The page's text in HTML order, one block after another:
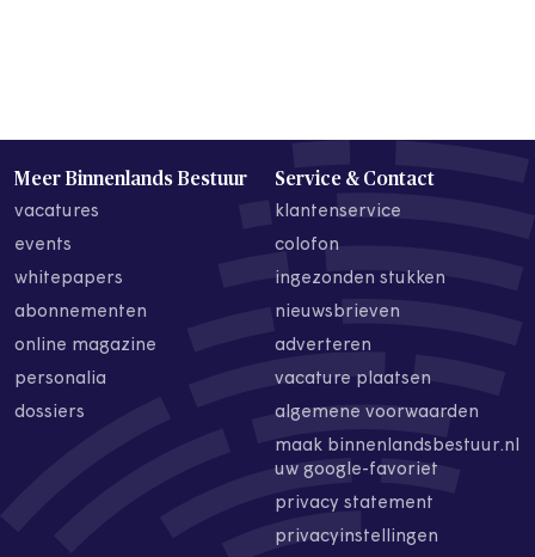
Meer Binnenlands Bestuur
vacatures
events
whitepapers
abonnementen
online magazine
personalia
dossiers
Service & Contact
klantenservice
colofon
ingezonden stukken
nieuwsbrieven
adverteren
vacature plaatsen
algemene voorwaarden
maak binnenlandsbestuur.nl
uw google-favoriet
privacy statement
privacyinstellingen